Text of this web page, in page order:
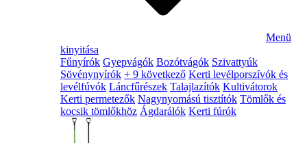
Menü
kinyitása
Fűnyírók Gyepvágók Bozótvágók Szivattyúk
Sövénynyírók + 9 következő Kerti levélporszívók és
levélfúvók Láncfűrészek Talajlazítók Kultivátorok
Kerti permetezők Nagynyomású tisztítók Tömlők és
kocsik tömlőkhöz Ágdarálók Kerti fúrók